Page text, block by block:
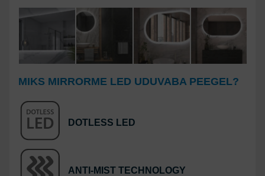
MIKS MIRRORME LED UDUVABA PEEGEL?
DOTLESS LED
ANTI-MIST TECHNOLOGY